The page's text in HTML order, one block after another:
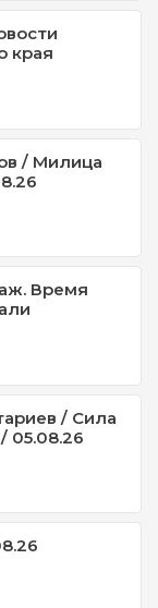
края
/ Милица
Время
/ Сила
05.08.26